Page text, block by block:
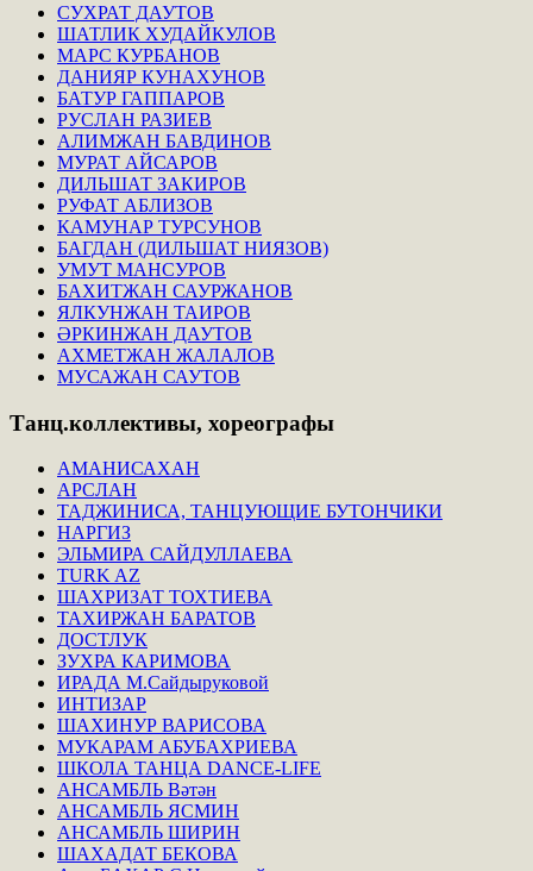
СУХРАТ ДАУТОВ
ШАТЛИК ХУДАЙКУЛОВ
МАРС КУРБАНОВ
ДАНИЯР КУНАХУНОВ
БАТУР ГАППАРОВ
РУСЛАН РАЗИЕВ
АЛИМЖАН БАВДИНОВ
МУРАТ АЙСАРОВ
ДИЛЬШАТ ЗАКИРОВ
РУФАТ АБЛИЗОВ
КАМУНАР ТУРСУНОВ
БАГДАН (ДИЛЬШАТ НИЯЗОВ)
УМУТ МАНСУРОВ
БАХИТЖАН САУРЖАНОВ
ЯЛКУНЖАН ТАИРОВ
ӘРКИНЖАН ДАУТОВ
АХМЕТЖАН ЖАЛАЛОВ
МУСАЖАН САУТОВ
Танц.коллективы, хореографы
АМАНИСАХАН
АРСЛАН
ТАДЖИНИСА, ТАНЦУЮЩИЕ БУТОНЧИКИ
НАРГИЗ
ЭЛЬМИРА САЙДУЛЛАЕВА
TURK AZ
ШАХРИЗАТ ТОХТИЕВА
ТАХИРЖАН БАРАТОВ
ДОСТЛУК
ЗУХРА КАРИМОВА
ИРАДА М.Сайдыруковой
ИНТИЗАР
ШАХИНУР ВАРИСОВА
МУКАРАМ АБУБАХРИЕВА
ШКОЛА ТАНЦА DANCE-LIFE
АНСАМБЛЬ Вәтән
АНСАМБЛЬ ЯСМИН
АНСАМБЛЬ ШИРИН
ШАХАДАТ БЕКОВА